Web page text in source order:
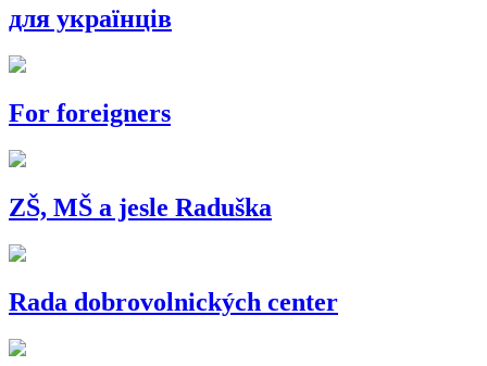
для українців
For foreigners
ZŠ, MŠ a jesle Raduška
Rada dobrovolnických center